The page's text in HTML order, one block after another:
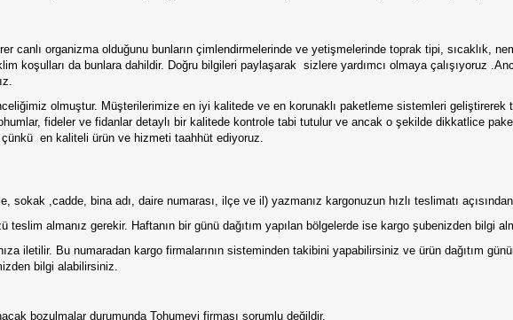
canlı organizma olduğunu bunların çimlendirmelerinde ve yetişmelerinde toprak tipi, sıcaklık,
koşulları da bunlara dahildir. Doğru bilgileri paylaşarak sizlere yardımcı olmaya çalışıyoruz
olmuştur. Müşterilerimize en iyi kalitede ve en korunaklı paketleme sistemleri geliştirerek
fideler ve fidanlar detaylı bir kalitede kontrole tabi tutulur ve ancak o şekilde dikkatlice
en kaliteli ürün ve hizmeti taahhüt ediyoruz.
sokak ,cadde, bina adı, daire numarası, ilçe ve il) yazmanız kargonuzun hızlı teslimatı
almanız gerekir. Haftanın bir günü dağıtım yapılan bölgelerde ise kargo şubenizden bilgi
iletilir. Bu numaradan kargo firmalarının sisteminden takibini yapabilirsiniz ve ürün dağıtım
bilgi alabilirsiniz.
bozulmalar durumunda Tohumevi firması sorumlu değildir.